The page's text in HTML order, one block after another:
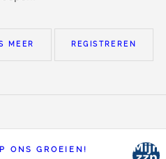
MEER REGISTREREN
ONS GROEIEN!